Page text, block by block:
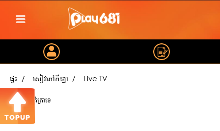
ផ្ទះ សៀវភៅកីឡា Live TV
មានកំណត់ត្រាទេ